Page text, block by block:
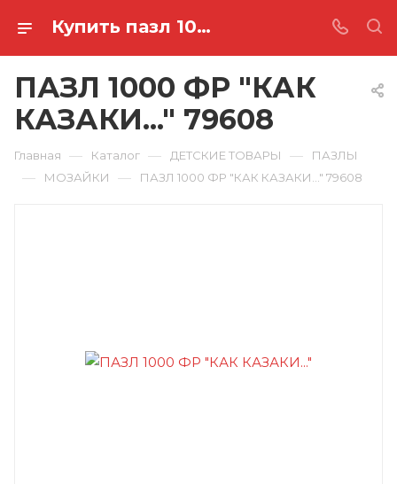
Купить пазл 1000 фр "как казаки..." 79608 в Ростове-на-Дону
ПАЗЛ 1000 ФР "КАК
КАЗАКИ..." 79608
Главная — Каталог — ДЕТСКИЕ ТОВАРЫ — ПАЗЛЫ
— МОЗАЙКИ — ПАЗЛ 1000 ФР "КАК КАЗАКИ..." 79608